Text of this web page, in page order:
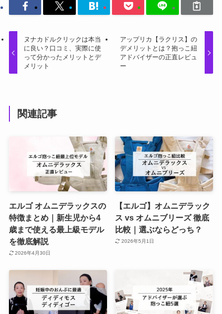
ヌナカドルクリックは本当
に良い？口コミ、実際に使
って分かったメリットとデ
メリット
アップリカ【ラクリス】の
デメリットとは？抱っこ紐
アドバイザーの正直レビュ
ー
関連記事
エルゴ オムニデラックスの
特徴まとめ｜新生児から4
歳まで使える最上級モデル
を徹底解説
2026年4月30日
【エルゴ】オムニデラック
ス vs オムニブリーズ 徹底
比較｜選ぶならどっち？
2026年5月1日